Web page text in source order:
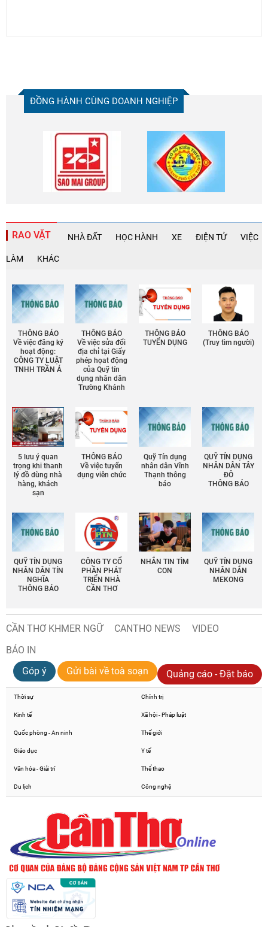
ĐỒNG HÀNH CÙNG DOANH NGHIỆP
RAO VẶT NHÀ ĐẤT HỌC HÀNH XE ĐIỆN TỬ VIỆC
LÀM KHÁC
THÔNG BÁO
Về việc đăng ký
hoạt động:
CÔNG TY LUẬT
TNHH TRẦN Á
THÔNG BÁO
Về việc sửa đổi
địa chỉ tại Giấy
phép họat động
của Quỹ tín
dụng nhân dân
Trường Khánh
THÔNG BÁO
TUYỂN DỤNG
THÔNG BÁO
(Truy tìm người)
5 lưu ý quan
trọng khi thanh
lý đồ dùng nhà
hàng, khách
sạn
THÔNG BÁO
Về việc tuyển
dụng viên chức
Quỹ Tín dụng
nhân dân Vĩnh
Thạnh thông
báo
QUỸ TÍN DỤNG
NHÂN DÂN TÂY
ĐÔ
THÔNG BÁO
QUỸ TÍN DỤNG
NHÂN DÂN TÍN
NGHĨA
THÔNG BÁO
CÔNG TY CỔ
PHẦN PHÁT
TRIỂN NHÀ
CẦN THƠ
NHẮN TIN TÌM
CON
QUỸ TÍN DỤNG
NHÂN DÂN
MEKONG
CẦN THƠ KHMER NGỮ CANTHO NEWS
VIDEO
BÁO IN
Góp ý
Gửi bài về toà soạn Quảng cáo - Đặt báo
Thời sự Chính trị
Kinh tế Xã hội - Pháp luật
Quốc phòng - An ninh Thế giới
Giáo dục Y tế
Văn hóa - Giải trí Thể thao
Du lịch Công nghệ